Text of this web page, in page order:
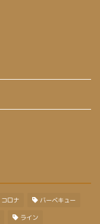
コロナ バーベキュー
ライン